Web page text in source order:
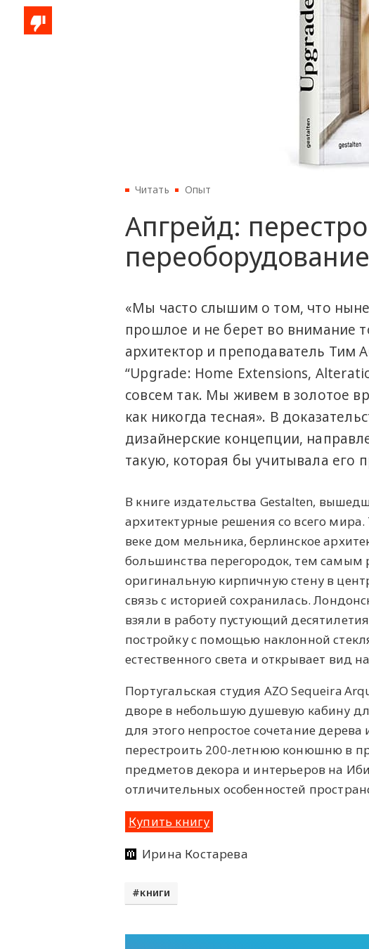
Читать Опыт
Апгрейд:
«Мы часто слышим о том, что
прошлое и не берет во внимание
архитектор и преподаватель Тим
“Upgrade: Home Extensions,
совсем так. Мы живем в золотое
как никогда тесная». В
дизайнерские концепции,
такую, которая бы учитывала его
В книге издательства Gestalten,
архитектурные решения со всего
веке дом мельника, берлинское
большинства перегородок, тем самым
оригинальную кирпичную стену в
связь с историей сохранилась.
взяли в работу пустующий
постройку с помощью наклонной
естественного света и открывает вид
Португальская студия AZO Sequeira
дворе в небольшую душевую кабину
для этого непростое сочетание
перестроить 200-летнюю конюшню в
предметов декора и интерьеров на
отличительных особенностей
Купить книгу
Ирина Костарева
книги